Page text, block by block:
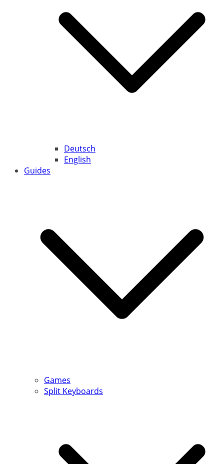
Deutsch
English
Guides
Games
Split Keyboards